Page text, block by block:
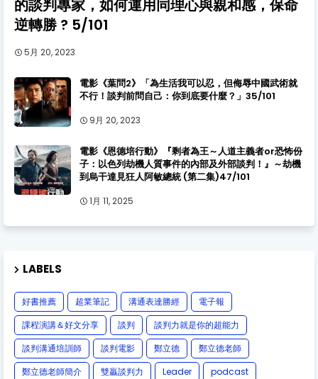
的談判專家，如何運用同理心與親和感，保命
逆轉勝 ? 5/101
5月 20, 2023
電影《葉問2》「為生活我可以忍，但侮辱中國武術就
不行！談判前問自己：你到底要什麼？」35/101
9月 20, 2023
電影《恩德培行動》『剩者為王～人道主義者or恐怖份
子：以色列劫機人質事件的內部及外部談判！』～劫機
到烏干達見狂人阿敏總統 (第二集)47/101
1月 11, 2025
LABELS
好書推薦 超業筆記 溝通表達勝經
電子報
課程演講＆好文分享
談判
談判力就是你的超能力
談判溝通培訓師
談判電影 鄭立德
鄭立德老師
鄭立德老師簡介
雙贏談判力 Leader podcast